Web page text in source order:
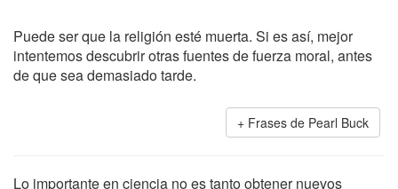
Puede ser que la religión esté muerta. Si es así, mejor
intentemos descubrir otras fuentes de fuerza moral, antes
de que sea demasiado tarde.
Frases de Pearl Buck
Lo importante en ciencia no es tanto obtener nuevos